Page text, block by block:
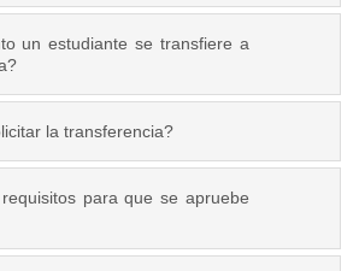
un estudiante se transfiere a
la transferencia?
para que se apruebe